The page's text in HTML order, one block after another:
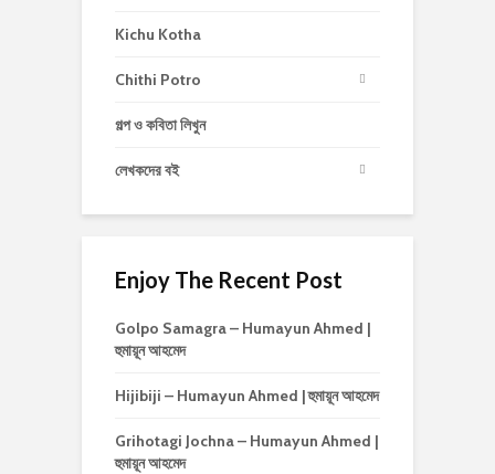
Kichu Kotha
Chithi Potro
গল্প ও কবিতা লিখুন
লেখকদের বই
Enjoy The Recent Post
Golpo Samagra – Humayun Ahmed |
হুমায়ূন আহমেদ
Hijibiji – Humayun Ahmed | হুমায়ূন আহমেদ
Grihotagi Jochna – Humayun Ahmed |
হুমায়ূন আহমেদ